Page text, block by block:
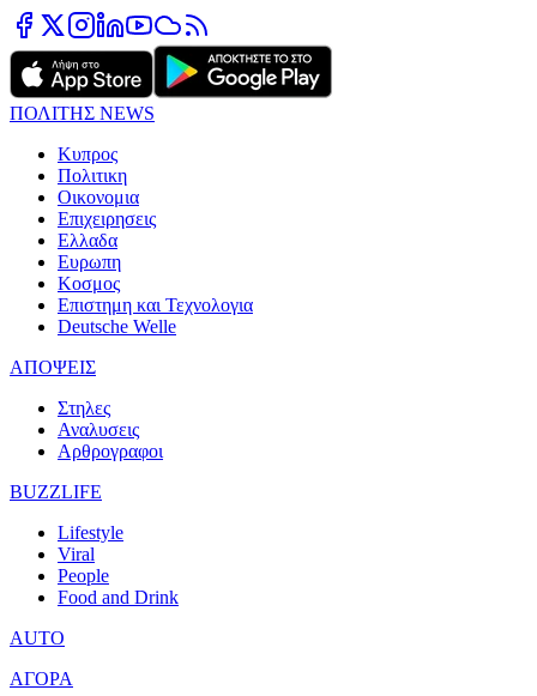
ΠΟΛΙΤΗΣ NEWS
Κυπρος
Πολιτικη
Οικονομια
Επιχειρησεις
Ελλαδα
Ευρωπη
Κοσμος
Επιστημη και Τεχνολογια
Deutsche Welle
ΑΠΟΨΕΙΣ
Στηλες
Αναλυσεις
Αρθρογραφοι
BUZZLIFE
Lifestyle
Viral
People
Food and Drink
AUTO
ΑΓΟΡΑ